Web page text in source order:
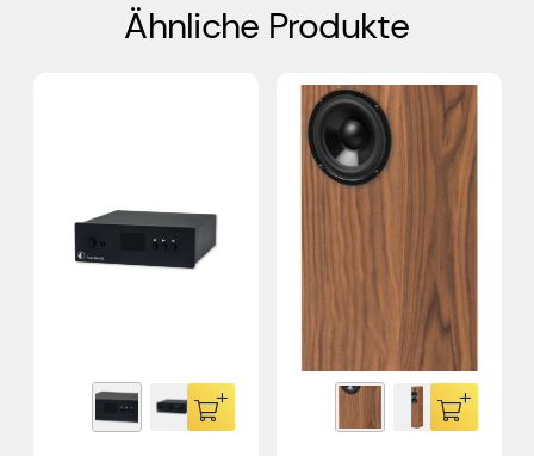
Ähnliche Produkte